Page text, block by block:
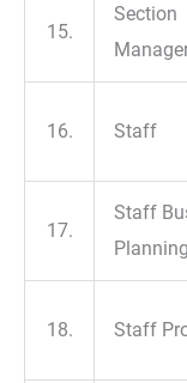
15.
Section
16. Staff
17.
Staff
Planning
18. Staff